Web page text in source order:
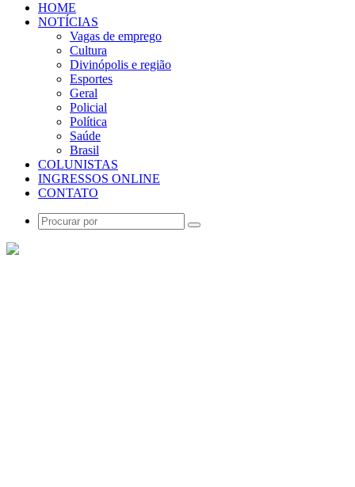
HOME
NOTÍCIAS
Vagas de emprego
Cultura
Divinópolis e região
Esportes
Geral
Policial
Política
Saúde
Brasil
COLUNISTAS
INGRESSOS ONLINE
CONTATO
Procurar